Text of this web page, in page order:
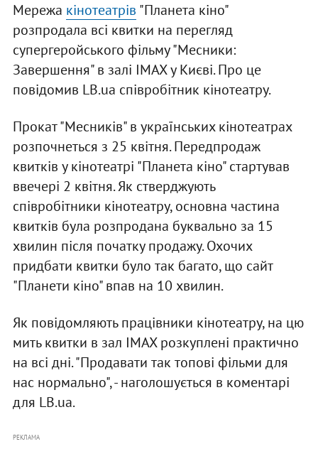
Мережа кінотеатрів "Планета кіно"
розпродала всі квитки на перегляд
супергеройського фільму "Месники:
Завершення" в залі IMAX у Києві. Про це
повідомив LB.ua співробітник кінотеатру.
Прокат "Месників" в українських кінотеатрах
розпочнеться з 25 квітня. Передпродаж
квитків у кінотеатрі "Планета кіно" стартував
ввечері 2 квітня. Як стверджують
співробітники кінотеатру, основна частина
квитків була розпродана буквально за 15
хвилин після початку продажу. Охочих
придбати квитки було так багато, що сайт
"Планети кіно" впав на 10 хвилин.
Як повідомляють працівники кінотеатру, на цю
мить квитки в зал IMAX розкуплені практично
на всі дні. "Продавати так топові фільми для
нас нормально", - наголошується в коментарі
для LB.ua.
РЕКЛАМА